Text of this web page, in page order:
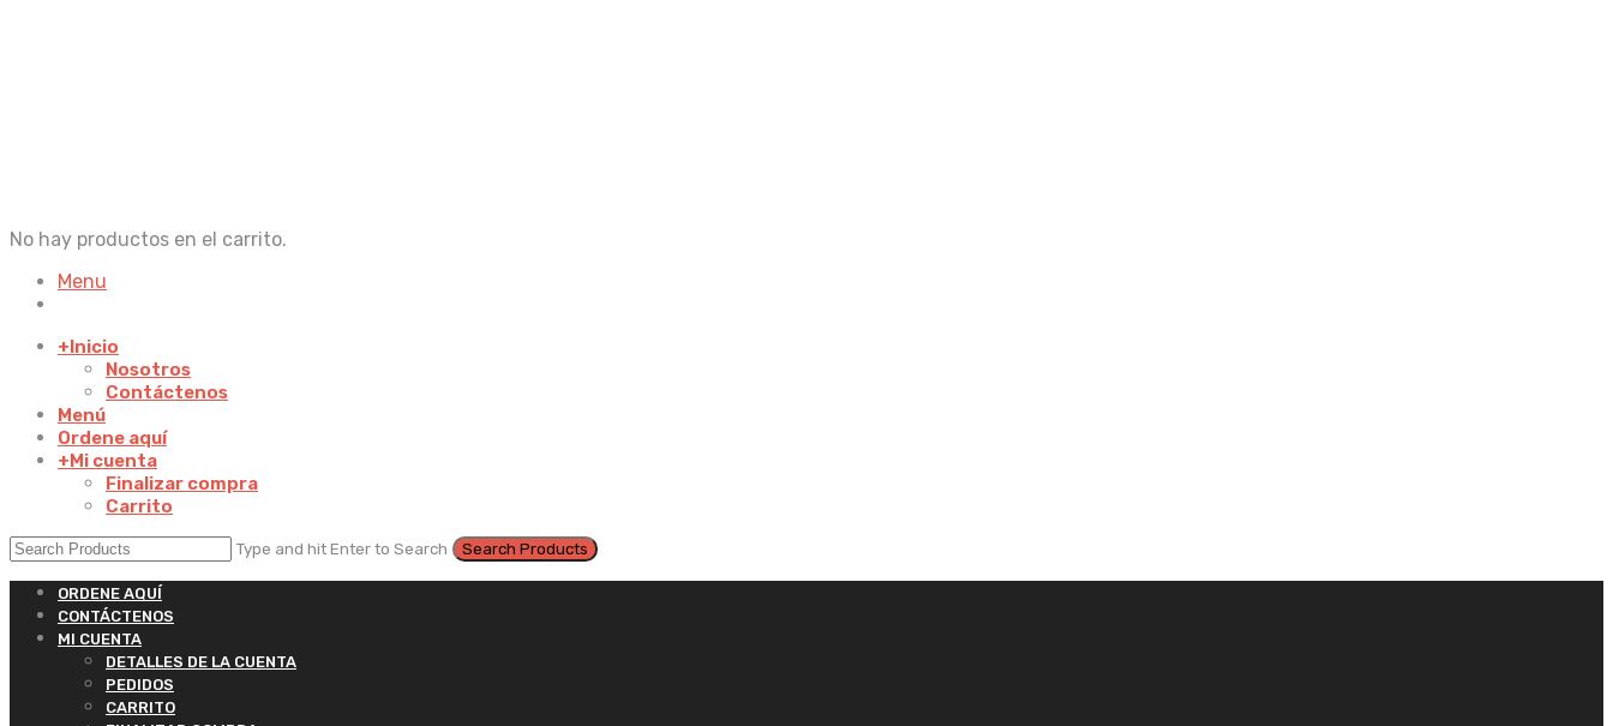
No hay productos en el carrito.
Menu
+Inicio
Nosotros
Contáctenos
Menú
Ordene aquí
+Mi cuenta
Finalizar compra
Carrito
Type and hit Enter to Search
ORDENE AQUÍ
CONTÁCTENOS
MI CUENTA
DETALLES DE LA CUENTA
PEDIDOS
CARRITO